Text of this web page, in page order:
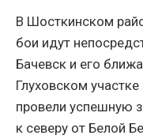
В Шосткинском
бои идут
Бачевск и его
Глуховском
провели успешную
к северу от Белой